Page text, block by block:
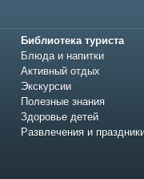
Библиотека туриста
Блюда и напитки
Активный отдых
Экскурсии
Полезные знания
Здоровье детей
Развлечения и